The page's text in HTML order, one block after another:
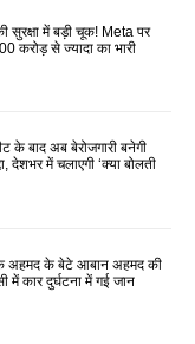
सुरक्षा में बड़ी चूक! Meta पर
करोड़ से ज्यादा का भारी
बाद अब बेरोजगारी बनेगी
देशभर में चलाएगी ‘क्या बोलती
अहमद के बेटे आबान अहमद की
में कार दुर्घटना में गई जान